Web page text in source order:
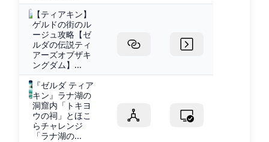
【ティアキン】
ゲルドの街のル
ージュ攻略【ゼ
ルダの伝説ティ
アーズオブザキ
ングダム】...
『ゼルダ ティア
キン』ラナ湖の
洞窟内「トキヨ
ウの祠」とほこ
らチャレンジ
「ラナ湖の...